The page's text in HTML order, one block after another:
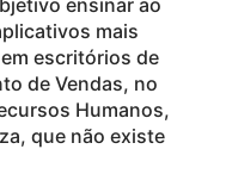
mais
escritórios de
de Vendas, no
Humanos,
que não existe